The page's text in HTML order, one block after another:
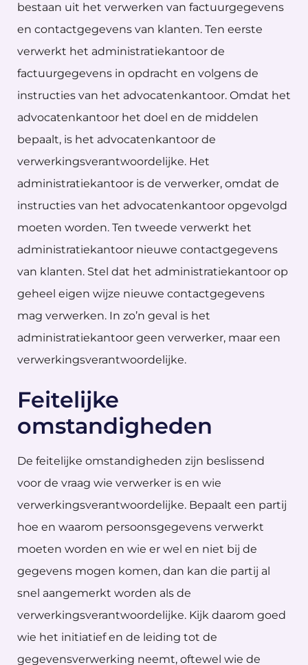
bestaan uit het verwerken van factuurgegevens
en contactgegevens van klanten. Ten eerste
verwerkt het administratiekantoor de
factuurgegevens in opdracht en volgens de
instructies van het advocatenkantoor. Omdat het
advocatenkantoor het doel en de middelen
bepaalt, is het advocatenkantoor de
verwerkingsverantwoordelijke. Het
administratiekantoor is de verwerker, omdat de
instructies van het advocatenkantoor opgevolgd
moeten worden. Ten tweede verwerkt het
administratiekantoor nieuwe contactgegevens
van klanten. Stel dat het administratiekantoor op
geheel eigen wijze nieuwe contactgegevens
mag verwerken. In zo’n geval is het
administratiekantoor geen verwerker, maar een
verwerkingsverantwoordelijke.
Feitelijke
omstandigheden
De feitelijke omstandigheden zijn beslissend
voor de vraag wie verwerker is en wie
verwerkingsverantwoordelijke. Bepaalt een partij
hoe en waarom persoonsgegevens verwerkt
moeten worden en wie er wel en niet bij de
gegevens mogen komen, dan kan die partij al
snel aangemerkt worden als de
verwerkingsverantwoordelijke. Kijk daarom goed
wie het initiatief en de leiding tot de
gegevensverwerking neemt, oftewel wie de